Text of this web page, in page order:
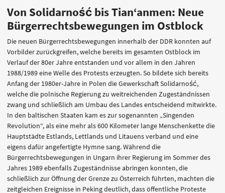
Von Solidarność bis Tian‘anmen: Neue
Bürgerrechtsbewegungen im Ostblock
Die neuen Bürgerrechtsbewegungen innerhalb der DDR konnten auf
Vorbilder zurückgreifen, welche bereits im gesamten Ostblock im
Verlauf der 80er Jahre entstanden und vor allem in den Jahren
1988/1989 eine Welle des Protests erzeugten. So bildete sich bereits
Anfang der 1980er-Jahre in Polen die Gewerkschaft Solidarność,
welche die polnische Regierung zu weitreichenden Zugeständnissen
zwang und schließlich am Umbau des Landes entscheidend mitwirkte.
In den baltischen Staaten kam es zur sogenannten „Singenden
Revolution“, als eine mehr als 600 Kilometer lange Menschenkette die
Hauptstädte Estlands, Lettlands und Litauens verband und eine
eigens dafür angefertigte Hymne sang. Während die
Bürgerrechtsbewegungen in Ungarn ihrer Regierung im Sommer des
Jahres 1989 ebenfalls Zugeständnisse abringen konnten, die
schließlich zur Öffnung der Grenze zu Österreich führten, machten die
zeitgleichen Ereignisse in Peking deutlich, dass öffentliche Proteste